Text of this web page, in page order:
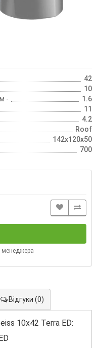
42
10
-
1.6
11
4.2
Roof
142x120x50
700
менеджера
Відгуки (0)
10х42 Terra ED:
ED